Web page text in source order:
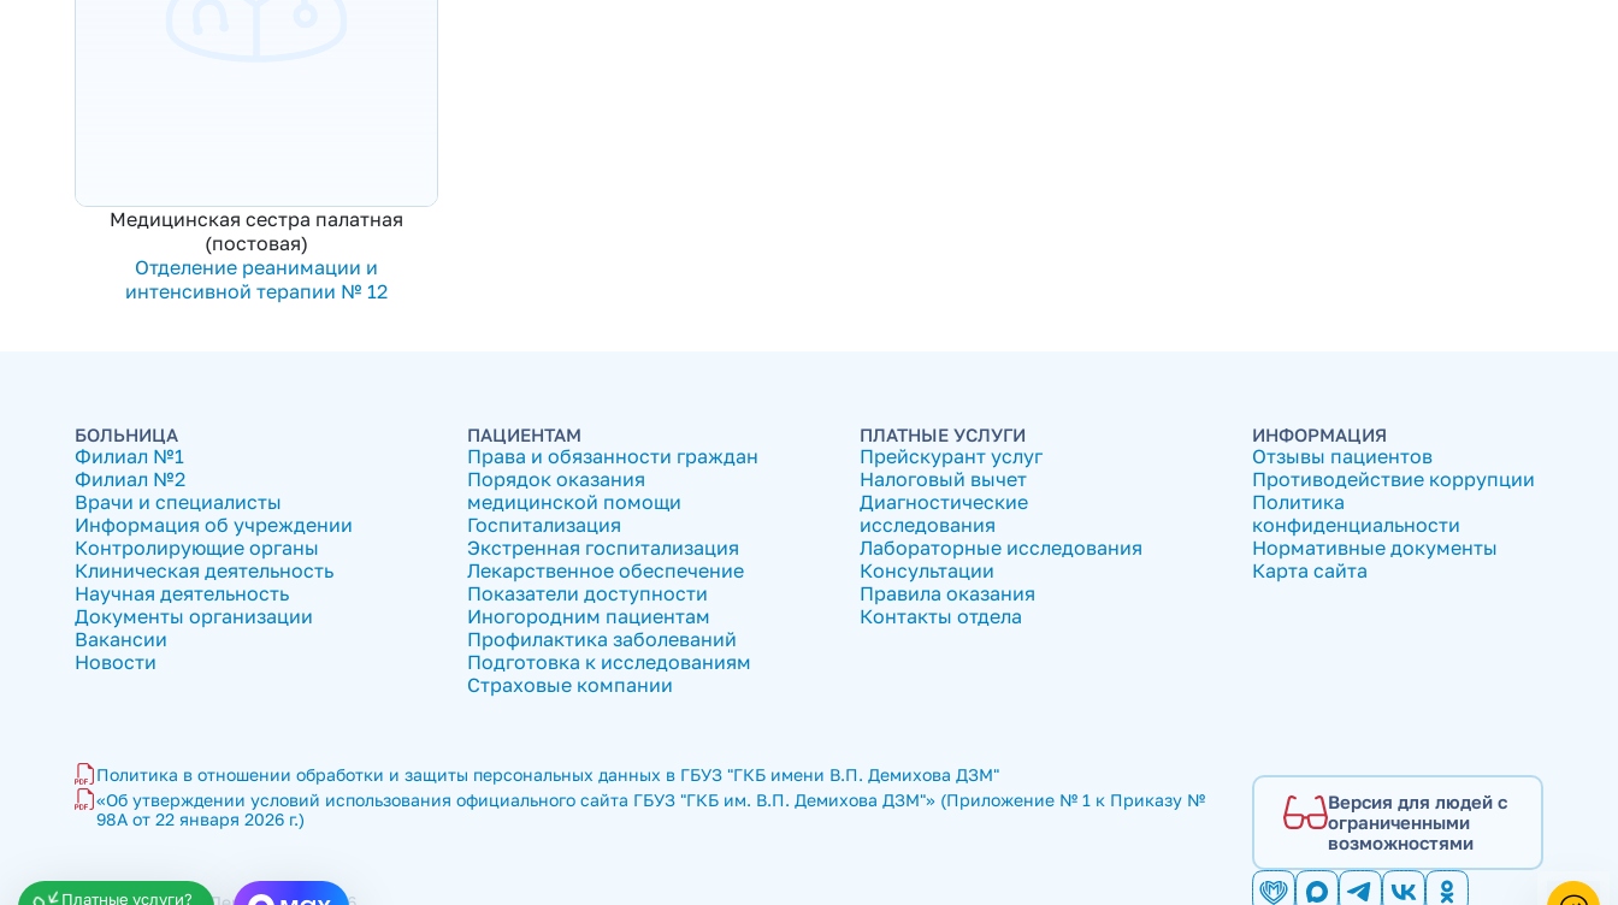
Медицинская сестра палатная
(постовая)
Отделение реанимации и
интенсивной терапии № 12
БОЛЬНИЦА
Филиал №1
Филиал №2
Врачи и специалисты
Информация об учреждении
Контролирующие органы
Клиническая деятельность
Научная деятельность
Документы организации
Вакансии
Новости
ПАЦИЕНТАМ
Права и обязанности граждан
Порядок оказания
медицинской помощи
Госпитализация
Экстренная госпитализация
Лекарственное обеспечение
Показатели доступности
Иногородним пациентам
Профилактика заболеваний
Подготовка к исследованиям
Страховые компании
ПЛАТНЫЕ УСЛУГИ
Прейскурант услуг
Налоговый вычет
Диагностические
исследования
Лабораторные исследования
Консультации
Правила оказания
Контакты отдела
ИНФОРМАЦИЯ
Отзывы пациентов
Противодействие коррупции
Политика
конфиденциальности
Нормативные документы
Карта сайта
Политика в отношении обработки и защиты персональных данных в ГБУЗ "ГКБ имени В.П. Демихова ДЗМ"
«Об утверждении условий использования официального сайта ГБУЗ "ГКБ им. В.П. Демихова ДЗМ"» (Приложение № 1 к Приказу №
98А от 22 января 2026 г.)
Версия для людей с
ограниченными
возможностями
Платные услуги?